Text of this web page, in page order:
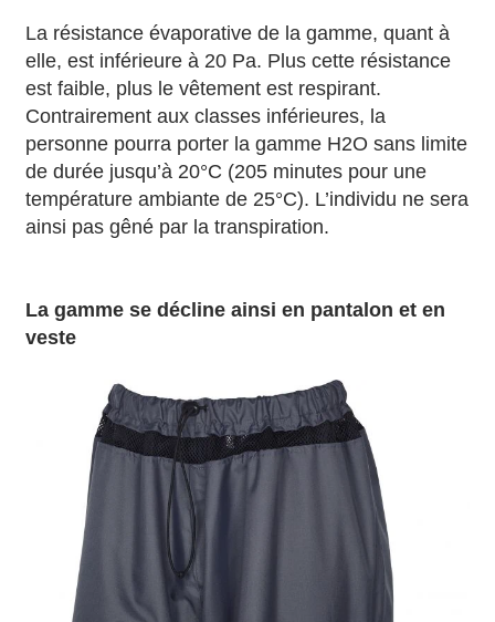
La résistance évaporative de la gamme, quant à
elle, est inférieure à 20 Pa. Plus cette résistance
est faible, plus le vêtement est respirant.
Contrairement aux classes inférieures, la
personne pourra porter la gamme H2O sans limite
de durée jusqu’à 20°C (205 minutes pour une
température ambiante de 25°C). L’individu ne sera
ainsi pas gêné par la transpiration.
La gamme se décline ainsi en pantalon et en
veste